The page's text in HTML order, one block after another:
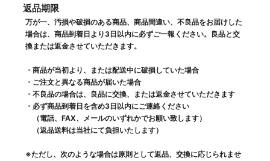
返品期限
万が一、汚損や破損のある商品、商品間違い、不良品をお届けした
場合は、商品到着日より3日以内に必ずご一報ください。良品と交
換または返金させていただきます。
・商品が当初より、または配送中に破損していた場合
・ご注文と異なる商品が届いた場合
・不良品の場合は、良品に交換、または返金させていただきます
・必ず商品到着日を含め3日以内にご連絡ください
（電話、FAX、メールのいずれかでお願い致します）
（返品送料は当社にて負担いたします）
※ただし、次のような場合は原則として返品、交換に応じられませ